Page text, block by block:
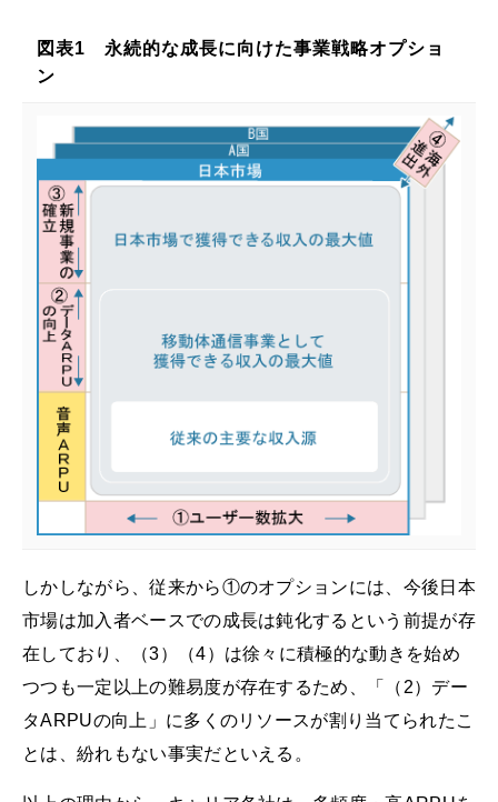
図表1 永続的な成長に向けた事業戦略オプショ
ン
しかしながら、従来から①のオプションには、今後日本
市場は加入者ベースでの成長は鈍化するという前提が存
在しており、（3）（4）は徐々に積極的な動きを始め
つつも一定以上の難易度が存在するため、「（2）デー
タARPUの向上」に多くのリソースが割り当てられたこ
とは、紛れもない事実だといえる。